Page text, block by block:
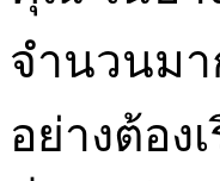
จำนวนม
อย่างต้อง